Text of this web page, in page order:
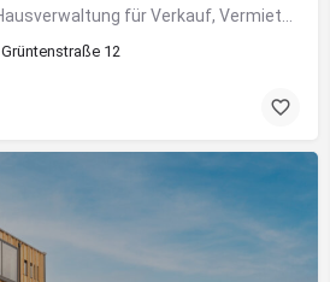
Grüntenstraße 12